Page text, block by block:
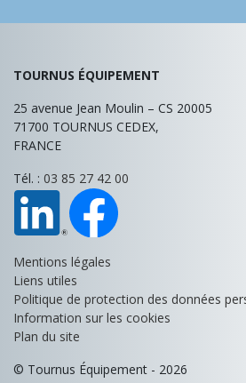
TOURNUS ÉQUIPEMENT
25 avenue Jean Moulin – CS 20005
71700 TOURNUS CEDEX,
FRANCE
Tél. : 03 85 27 42 00
Mentions légales
Liens utiles
Politique de protection des données
Information sur les cookies
Plan du site
© Tournus Équipement - 2026